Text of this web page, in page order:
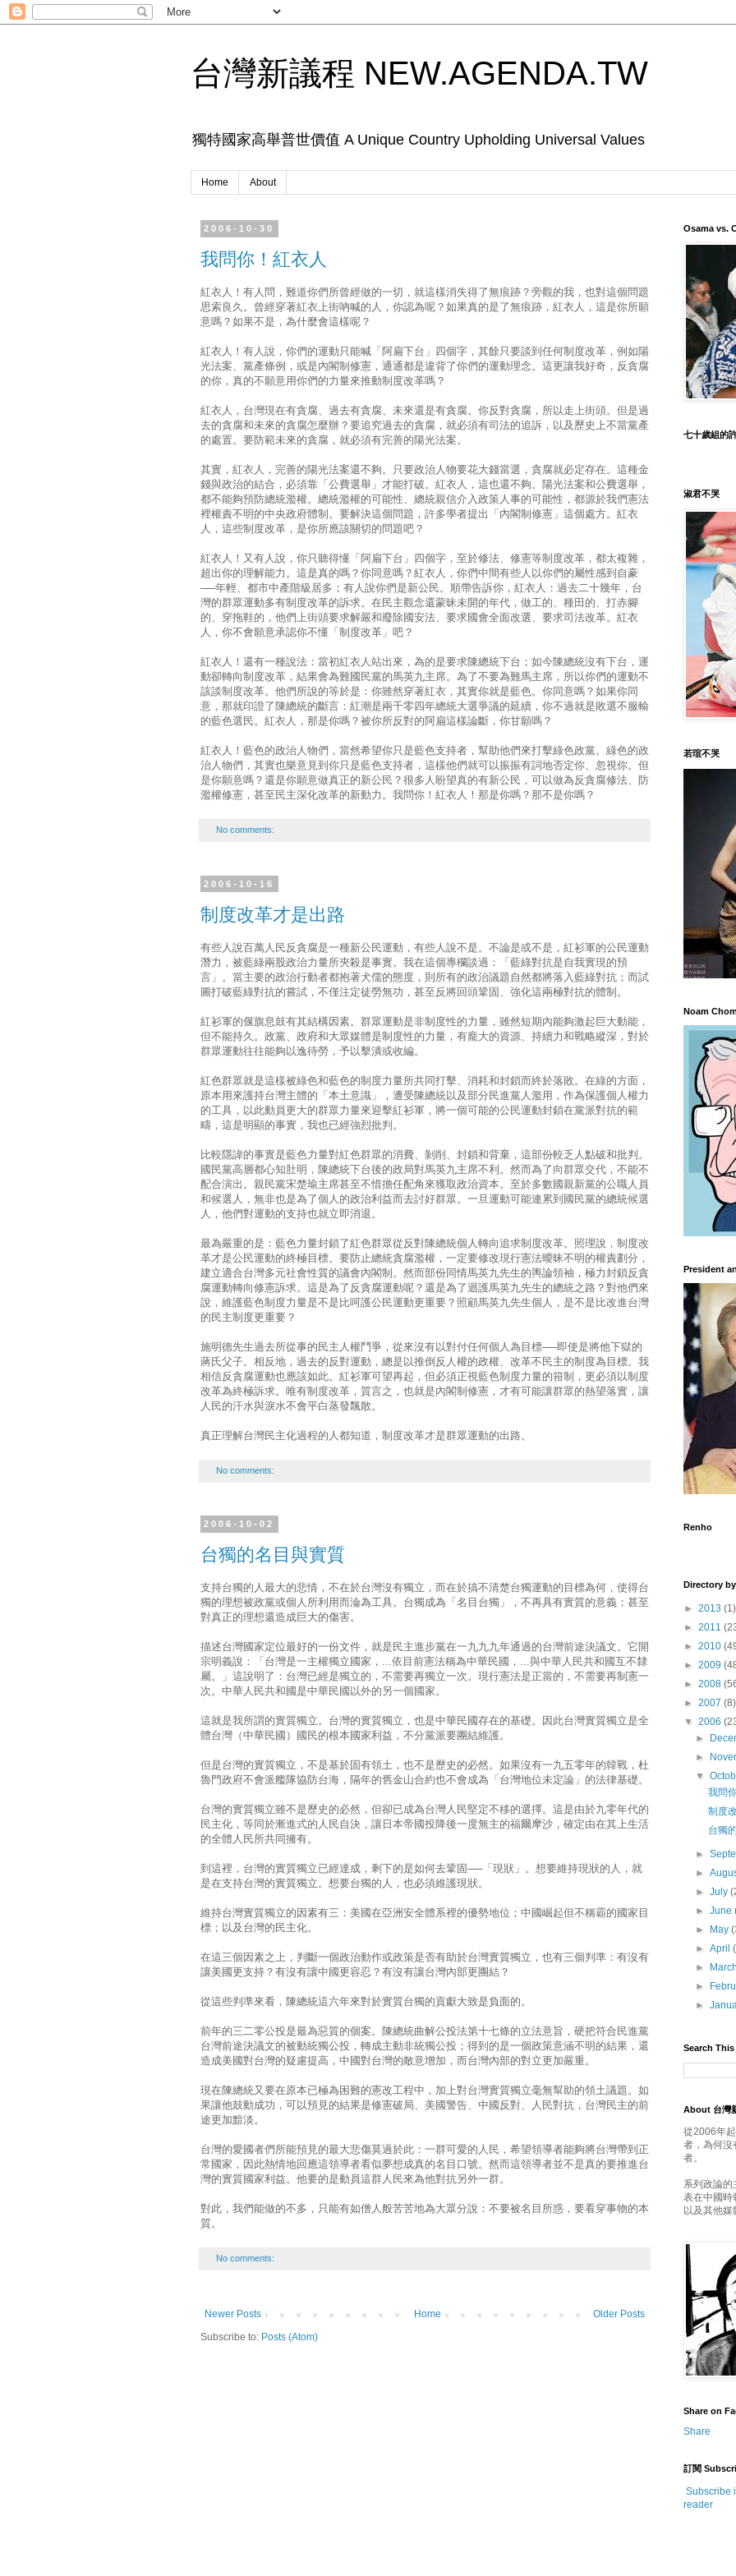
台灣新議程 NEW.AGENDA.TW
獨特國家高舉普世價值 A Unique Country Upholding Universal Values
Home About
2006-10-30
我問你！紅衣人
紅衣人！有人問，難道你們所曾經做的一切，就這樣消失得了無痕跡？旁觀的我，也對這個問題
思索良久。曾經穿著紅衣上街吶喊的人，你認為呢？如果真的是了無痕跡，紅衣人，這是你所願
意嗎？如果不是，為什麼會這樣呢？
紅衣人！有人說，你們的運動只能喊「阿扁下台」四個字，其餘只要談到任何制度改革，例如陽
光法案、黨產條例，或是內閣制修憲，通通都是違背了你們的運動理念。這更讓我好奇，反貪腐
的你，真的不願意用你們的力量來推動制度改革嗎？
紅衣人，台灣現在有貪腐、過去有貪腐、未來還是有貪腐。你反對貪腐，所以走上街頭。但是過
去的貪腐和未來的貪腐怎麼辦？要追究過去的貪腐，就必須有司法的追訴，以及歷史上不當黨產
的處置。要防範未來的貪腐，就必須有完善的陽光法案。
其實，紅衣人，完善的陽光法案還不夠。只要政治人物要花大錢當選，貪腐就必定存在。這種金
錢與政治的結合，必須靠「公費選舉」才能打破。紅衣人，這也還不夠。陽光法案和公費選舉，
都不能夠預防總統濫權。總統濫權的可能性、總統親信介入政策人事的可能性，都源於我們憲法
裡權責不明的中央政府體制。要解決這個問題，許多學者提出「內閣制修憲」這個處方。紅衣
人，這些制度改革，是你所應該關切的問題吧？
紅衣人！又有人說，你只聽得懂「阿扁下台」四個字，至於修法、修憲等制度改革，都太複雜，
超出你的理解能力。這是真的嗎？你同意嗎？紅衣人，你們中間有些人以你們的屬性感到自豪
──年輕、都市中產階級居多；有人說你們是新公民。順帶告訴你，紅衣人：過去二十幾年，台
灣的群眾運動多有制度改革的訴求。在民主觀念還蒙昧未開的年代，做工的、種田的、打赤腳
的、穿拖鞋的，他們上街頭要求解嚴和廢除國安法、要求國會全面改選、要求司法改革。紅衣
人，你不會願意承認你不懂「制度改革」吧？
紅衣人！還有一種說法：當初紅衣人站出來，為的是要求陳總統下台；如今陳總統沒有下台，運
動卻轉向制度改革，結果會為難國民黨的馬英九主席。為了不要為難馬主席，所以你們的運動不
該談制度改革。他們所說的等於是：你雖然穿著紅衣，其實你就是藍色。你同意嗎？如果你同
意，那就印證了陳總統的斷言：紅潮是兩千零四年總統大選爭議的延續，你不過就是敗選不服輸
的藍色選民。紅衣人，那是你嗎？被你所反對的阿扁這樣論斷，你甘願嗎？
紅衣人！藍色的政治人物們，當然希望你只是藍色支持者，幫助他們來打擊綠色政黨。綠色的政
治人物們，其實也樂意見到你只是藍色支持者，這樣他們就可以振振有詞地否定你、忽視你。但
是你願意嗎？還是你願意做真正的新公民？很多人盼望真的有新公民，可以做為反貪腐修法、防
濫權修憲，甚至民主深化改革的新動力。我問你！紅衣人！那是你嗎？那不是你嗎？
No comments:
2006-10-16
制度改革才是出路
有些人說百萬人民反貪腐是一種新公民運動，有些人說不是。不論是或不是，紅衫軍的公民運動
潛力，被藍綠兩股政治力量所夾殺是事實。我在這個專欄談過：「藍綠對抗是自我實現的預
言」。當主要的政治行動者都抱著犬儒的態度，則所有的政治議題自然都將落入藍綠對抗；而試
圖打破藍綠對抗的嘗試，不僅注定徒勞無功，甚至反將回頭鞏固、強化這兩極對抗的體制。
紅衫軍的偃旗息鼓有其結構因素。群眾運動是非制度性的力量，雖然短期內能夠激起巨大動能，
但不能持久。政黨、政府和大眾媒體是制度性的力量，有龐大的資源、持續力和戰略縱深，對於
群眾運動往往能夠以逸待勞，予以擊潰或收編。
紅色群眾就是這樣被綠色和藍色的制度力量所共同打擊、消耗和封鎖而終於落敗。在綠的方面，
原本用來護持台灣主體的「本土意識」，遭受陳總統以及部分民進黨人濫用，作為保護個人權力
的工具，以此動員更大的群眾力量來迎擊紅衫軍，將一個可能的公民運動封鎖在黨派對抗的範
疇，這是明顯的事實，我也已經強烈批判。
比較隱諱的事實是藍色力量對紅色群眾的消費、剝削、封鎖和背棄，這部份較乏人點破和批判。
國民黨高層都心知肚明，陳總統下台後的政局對馬英九主席不利。然而為了向群眾交代，不能不
配合演出。親民黨宋楚瑜主席甚至不惜擔任配角來獲取政治資本。至於多數國親新黨的公職人員
和候選人，無非也是為了個人的政治利益而去討好群眾。一旦運動可能連累到國民黨的總統候選
人，他們對運動的支持也就立即消退。
最為嚴重的是：藍色力量封鎖了紅色群眾從反對陳總統個人轉向追求制度改革。照理說，制度改
革才是公民運動的終極目標。要防止總統貪腐濫權，一定要修改現行憲法曖昧不明的權責劃分，
建立適合台灣多元社會性質的議會內閣制。然而部份同情馬英九先生的輿論領袖，極力封鎖反貪
腐運動轉向修憲訴求。這是為了反貪腐運動呢？還是為了迴護馬英九先生的總統之路？對他們來
說，維護藍色制度力量是不是比呵護公民運動更重要？照顧馬英九先生個人，是不是比改進台灣
的民主制度更重要？
施明德先生過去所從事的民主人權鬥爭，從來沒有以對付任何個人為目標──即使是將他下獄的
蔣氏父子。相反地，過去的反對運動，總是以推倒反人權的政權、改革不民主的制度為目標。我
相信反貪腐運動也應該如此。紅衫軍可望再起，但必須正視藍色制度力量的箝制，更必須以制度
改革為終極訴求。唯有制度改革，質言之，也就是內閣制修憲，才有可能讓群眾的熱望落實，讓
人民的汗水與淚水不會平白蒸發飄散。
真正理解台灣民主化過程的人都知道，制度改革才是群眾運動的出路。
No comments:
2006-10-02
台獨的名目與實質
支持台獨的人最大的悲情，不在於台灣沒有獨立，而在於搞不清楚台獨運動的目標為何，使得台
獨的理想被政黨或個人所利用而淪為工具。台獨成為「名目台獨」，不再具有實質的意義；甚至
對真正的理想還造成巨大的傷害。
描述台灣國家定位最好的一份文件，就是民主進步黨在一九九九年通過的台灣前途決議文。它開
宗明義說：「台灣是一主權獨立國家，...依目前憲法稱為中華民國，...與中華人民共和國互不隸
屬。」這說明了：台灣已經是獨立的，不需要再獨立一次。現行憲法是正當的，不需要再制憲一
次。中華人民共和國是中華民國以外的另一個國家。
這就是我所謂的實質獨立。台灣的實質獨立，也是中華民國存在的基礎。因此台灣實質獨立是全
體台灣（中華民國）國民的根本國家利益，不分黨派要團結維護。
但是台灣的實質獨立，不是基於固有領土，也不是歷史的必然。如果沒有一九五零年的韓戰，杜
魯門政府不會派艦隊協防台海，隔年的舊金山合約也不會成為「台灣地位未定論」的法律基礎。
台灣的實質獨立雖不是歷史的必然，但卻已成為台灣人民堅定不移的選擇。這是由於九零年代的
民主化，等同於漸進式的人民自決，讓日本帝國投降後一度無主的福爾摩沙，確定由在其上生活
的全體人民所共同擁有。
到這裡，台灣的實質獨立已經達成，剩下的是如何去鞏固──「現狀」。想要維持現狀的人，就
是在支持台灣的實質獨立。想要台獨的人，也必須維護現狀。
維持台灣實質獨立的因素有三：美國在亞洲安全體系裡的優勢地位；中國崛起但不稱霸的國家目
標；以及台灣的民主化。
在這三個因素之上，判斷一個政治動作或政策是否有助於台灣實質獨立，也有三個判準：有沒有
讓美國更支持？有沒有讓中國更容忍？有沒有讓台灣內部更團結？
從這些判準來看，陳總統這六年來對於實質台獨的貢獻大致是負面的。
前年的三二零公投是最為惡質的個案。陳總統曲解公投法第十七條的立法意旨，硬把符合民進黨
台灣前途決議文的被動統獨公投，轉成主動非統獨公投；得到的是一個政策意涵不明的結果，還
造成美國對台灣的疑慮提高，中國對台灣的敵意增加，而台灣內部的對立更加嚴重。
現在陳總統又要在原本已極為困難的憲改工程中，加上對台灣實質獨立毫無幫助的領土議題。如
果讓他鼓動成功，可以預見的結果是修憲破局、美國警告、中國反對、人民對抗，台灣民主的前
途更加黯淡。
台灣的愛國者們所能預見的最大悲傷莫過於此：一群可愛的人民，希望領導者能夠將台灣帶到正
常國家，因此熱情地回應這領導者看似夢想成真的名目口號。然而這領導者並不是真的要推進台
灣的實質國家利益。他要的是動員這群人民來為他對抗另外一群。
對此，我們能做的不多，只能有如僧人般苦苦地為大眾分說：不要被名目所惑，要看穿事物的本
質。
No comments:
Newer Posts Older Posts
Home
Subscribe to: Posts (Atom)
Osama vs.
七十歲組的
淑君不哭
若瑄不哭
Noam
President
Renho
Directory
► 2013 (1)
► 2011
► 2010
► 2009
► 2008
► 2007 (8)
▼ 2006
►
►
▼
我問
制度
台獨
►
►
►July
►June
►
May
►April
►
►
►
Search
About 台灣
從2006年
者，為何沒
者。
系列政論
表在中國時
以及其他媒
Share on
Share
訂閱
Subscribe
reader